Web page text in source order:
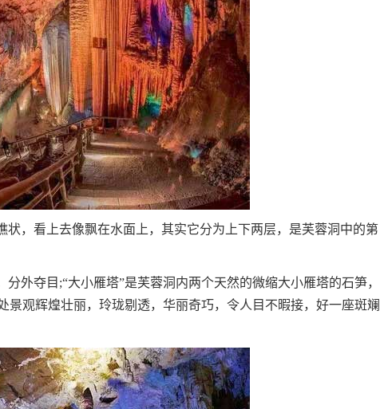
，看上去像飘在水面上，其实它分为上下两层，是芙蓉洞中的第
夺目;“大小雁塔”是芙蓉洞内两个天然的微缩大小雁塔的石笋，
观辉煌壮丽，玲珑剔透，华丽奇巧，令人目不暇接，好一座斑斓